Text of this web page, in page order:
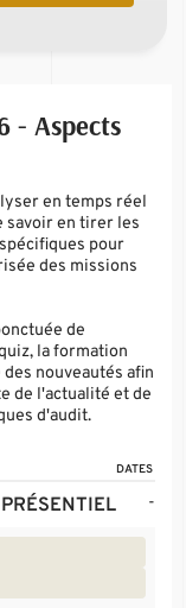
- Aspects
en temps réel
savoir en tirer les
pour
des missions
de
la formation
nouveautés afin
de l'actualité et de
d'audit.
DATES
-